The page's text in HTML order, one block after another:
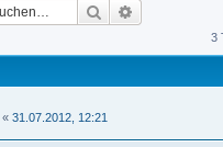
Suche
3
« 31.07.2012, 12:21